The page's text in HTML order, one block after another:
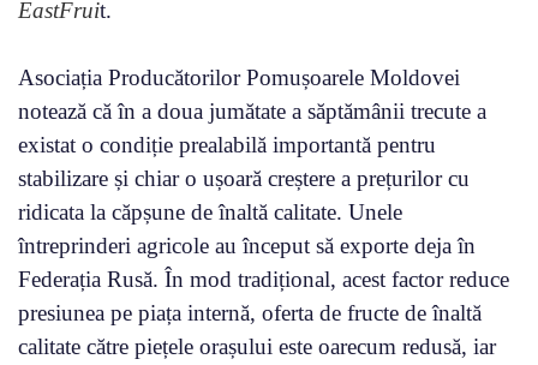
EastFruit.
Asociația Producătorilor Pomușoarele Moldovei
notează că în a doua jumătate a săptămânii trecute a
existat o condiție prealabilă importantă pentru
stabilizare și chiar o ușoară creștere a prețurilor cu
ridicata la căpșune de înaltă calitate. Unele
întreprinderi agricole au început să exporte deja în
Federația Rusă. În mod tradițional, acest factor reduce
presiunea pe piața internă, oferta de fructe de înaltă
calitate către piețele orașului este oarecum redusă, iar